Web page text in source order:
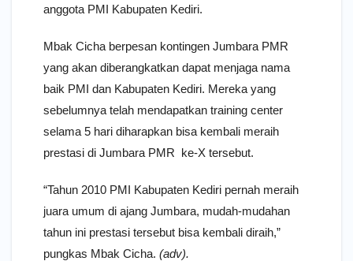
anggota PMI Kabupaten Kediri.
Mbak Cicha berpesan kontingen Jumbara PMR
yang akan diberangkatkan dapat menjaga nama
baik PMI dan Kabupaten Kediri. Mereka yang
sebelumnya telah mendapatkan training center
selama 5 hari diharapkan bisa kembali meraih
prestasi di Jumbara PMR ke-X tersebut.
“Tahun 2010 PMI Kabupaten Kediri pernah meraih
juara umum di ajang Jumbara, mudah-mudahan
tahun ini prestasi tersebut bisa kembali diraih,”
pungkas Mbak Cicha. (adv).